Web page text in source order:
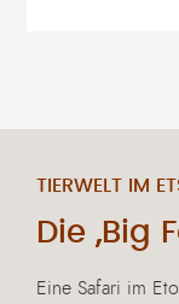
TIERWELT IM
Die „Big
Eine Safari im